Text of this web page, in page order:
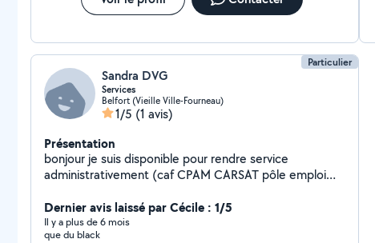
Particulier
Sandra DVG
Services
Belfort (Vieille Ville-Fourneau)
1/5 (1 avis)
Présentation
bonjour je suis disponible pour rendre service
administrativement (caf CPAM CARSAT pôle emploi
Dernier avis laissé par Cécile : 1/5
Il y a plus de 6 mois
que du black